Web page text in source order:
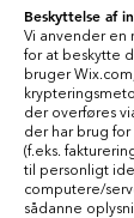
Beskyttelse af
Vi anvender en
for at beskytte
bruger
der overføres
der har brug
(f.eks.
til personligt
computere/
sådanne